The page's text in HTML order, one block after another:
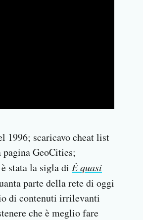
1996; scaricavo cheat list
GeoCities;
stata la sigla di È quasi
parte della rete di oggi
di contenuti irrilevanti
che è meglio fare